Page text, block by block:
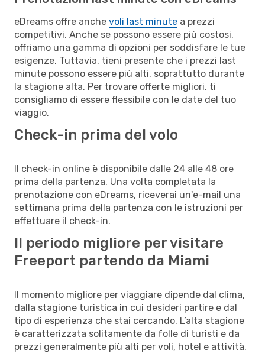
eDreams offre anche voli last minute a prezzi
competitivi. Anche se possono essere più costosi,
offriamo una gamma di opzioni per soddisfare le tue
esigenze. Tuttavia, tieni presente che i prezzi last
minute possono essere più alti, soprattutto durante
la stagione alta. Per trovare offerte migliori, ti
consigliamo di essere flessibile con le date del tuo
viaggio.
Check-in prima del volo
Il check-in online è disponibile dalle 24 alle 48 ore
prima della partenza. Una volta completata la
prenotazione con eDreams, riceverai un'e-mail una
settimana prima della partenza con le istruzioni per
effettuare il check-in.
Il periodo migliore per visitare
Freeport partendo da Miami
Il momento migliore per viaggiare dipende dal clima,
dalla stagione turistica in cui desideri partire e dal
tipo di esperienza che stai cercando. L’alta stagione
è caratterizzata solitamente da folle di turisti e da
prezzi generalmente più alti per voli, hotel e attività.